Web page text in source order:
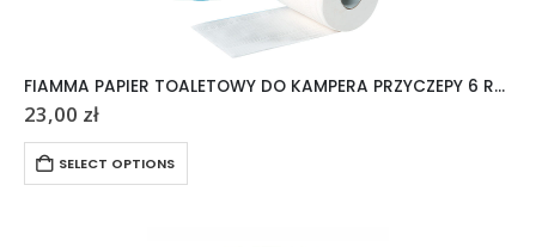
FIAMMA PAPIER TOALETOWY DO KAMPERA PRZYCZEPY 6 ROLEK
23,00 zł
SELECT OPTIONS